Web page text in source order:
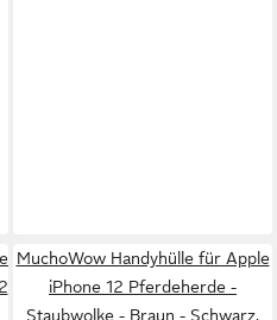
MuchoWow Handyhülle für Apple
iPhone 12 Pferdeherde -
Staubwolke - Braun - Schwarz,